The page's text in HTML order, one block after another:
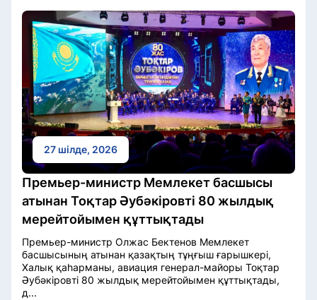
27 шілде, 2026
Премьер-министр Мемлекет басшысы
атынан Тоқтар Әубәкіровті 80 жылдық
мерейтойымен құттықтады
Премьер-министр Олжас Бектенов Мемлекет
басшысының атынан қазақтың тұңғыш ғарышкері,
Халық қаһарманы, авиация генерал-майоры Тоқтар
Әубәкіровті 80 жылдық мерейтойымен құттықтады,
д...